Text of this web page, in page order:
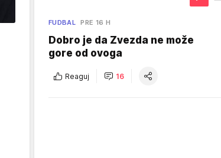
FUDBAL PRE 16 H
Dobro je da Zvezda ne može
gore od ovoga
Reaguj 16